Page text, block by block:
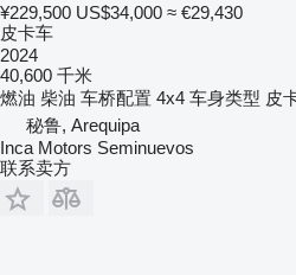
¥229,500 US$34,000 ≈ €29,430
皮卡车
2024
40,600 千米
燃油 柴油 车桥配置 4x4 车身类型 皮
秘鲁, Arequipa
Inca Motors Seminuevos
联系卖方